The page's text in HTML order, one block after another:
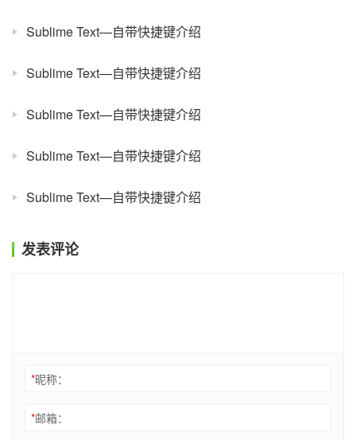
Sublime Text—自带快捷键介绍
Sublime Text—自带快捷键介绍
Sublime Text—自带快捷键介绍
Sublime Text—自带快捷键介绍
Sublime Text—自带快捷键介绍
发表评论
*昵称：
*邮箱：